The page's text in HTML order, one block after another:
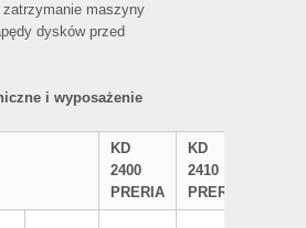
zatrzymanie maszyny
dysków przed
i wyposażenie
KD
2400
PRERIA
KD
2410
PRERIA